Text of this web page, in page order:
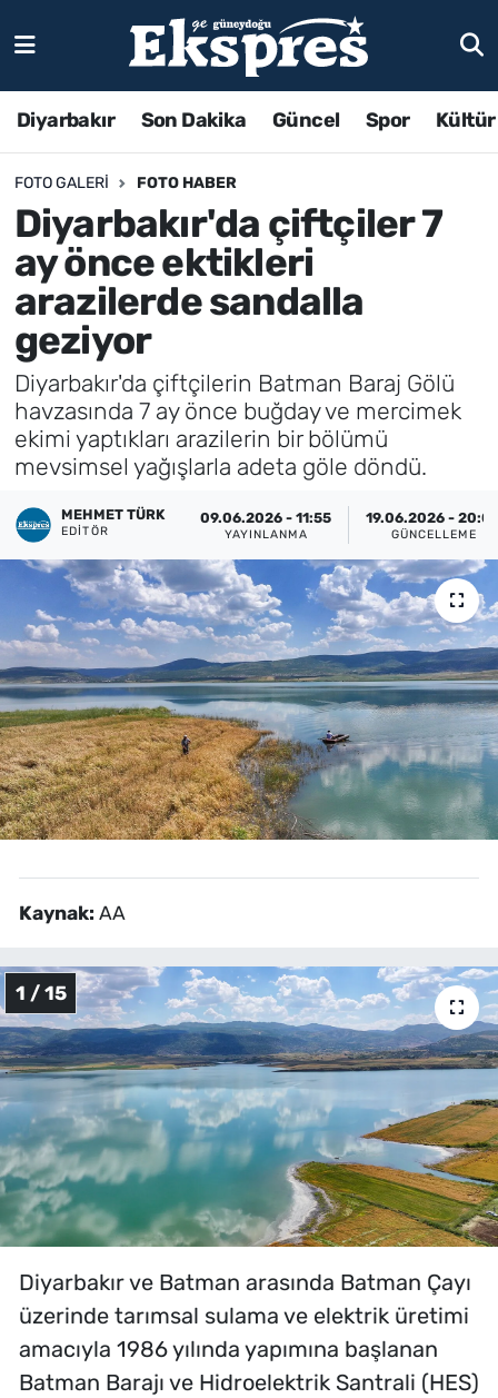
Diyarbakır Son Dakika Güncel Spor
FOTO GALERI FOTO HABER
Diyarbakır'da çiftçiler 7
ay önce ektikleri
arazilerde sandalla
geziyor
Diyarbakır'da çiftçilerin Batman Baraj Gölü
havzasında 7 ay önce buğday ve mercimek
ekimi yaptıkları arazilerin bir bölümü
mevsimsel yağışlarla adeta göle döndü.
MEHMET TÜRK
EDITÖR
09.06.2026 - 11:55
YAYINLANMA
19.06.2026 -
GÜNCELLEME
Kaynak: AA
1 / 15
Diyarbakır ve Batman arasında Batman Çayı
üzerinde tarımsal sulama ve elektrik üretimi
amacıyla 1986 yılında yapımına başlanan
Batman Barajı ve Hidroelektrik Santrali (HES)